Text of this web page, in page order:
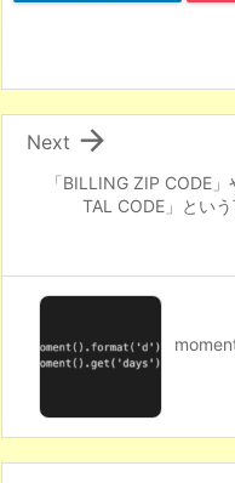
「BILLING ZIP CODE
TAL CODE」とい

Next